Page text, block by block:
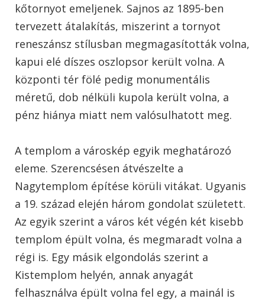
kőtornyot emeljenek. Sajnos az 1895-ben
tervezett átalakítás, miszerint a tornyot
reneszánsz stílusban megmagasították volna,
kapui elé díszes oszlopsor került volna. A
központi tér fölé pedig monumentális
méretű, dob nélküli kupola került volna, a
pénz hiánya miatt nem valósulhatott meg.
A templom a városkép egyik meghatározó
eleme. Szerencsésen átvészelte a
Nagytemplom építése körüli vitákat. Ugyanis
a 19. század elején három gondolat született.
Az egyik szerint a város két végén két kisebb
templom épült volna, és megmaradt volna a
régi is. Egy másik elgondolás szerint a
Kistemplom helyén, annak anyagát
felhasználva épült volna fel egy, a mainál is